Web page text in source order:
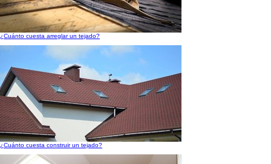
¿Cuánto cuesta arreglar un tejado?
¿Cuánto cuesta construir un tejado?